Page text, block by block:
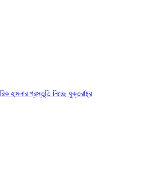
হামলার প্রস্তুতি নিচ্ছে যুক্তরাষ্ট্র